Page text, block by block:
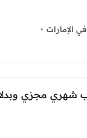
الإمارات
شهري مجزي